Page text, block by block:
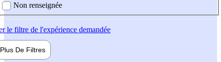
Non renseignée
le filtre de l'expérience demandée
Plus De Filtres